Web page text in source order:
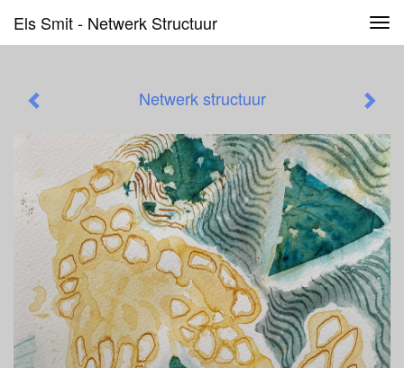
Els Smit - Netwerk Structuur
Netwerk structuur